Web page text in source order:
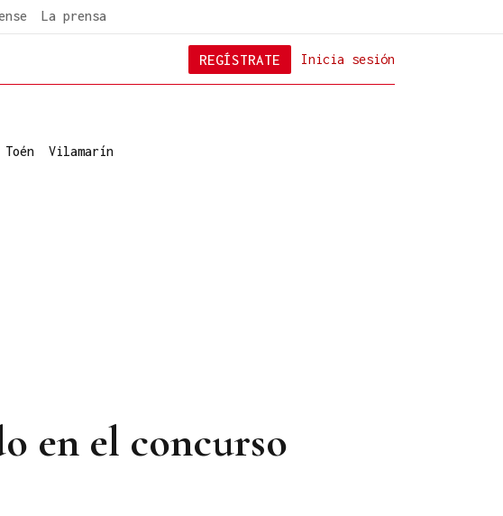
La prensa
Inicia sesión
REGÍSTRATE
Toén Vilamarín
en el concurso